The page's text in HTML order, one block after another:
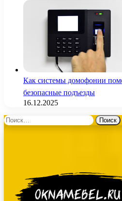
Как системы домофонии
безопасные подъезды
16.12.2025
Найти: